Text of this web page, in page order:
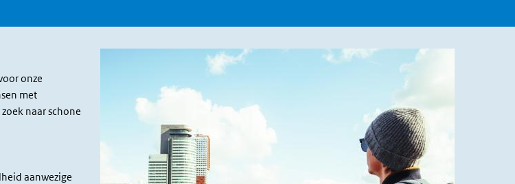
onze
met
naar schone
aanwezige